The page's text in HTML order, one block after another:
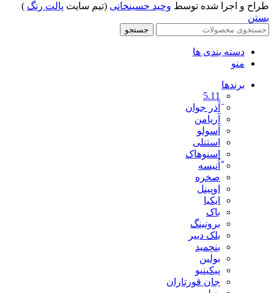
طراح و اجرا شده توسط وحید حسینخانی (تیم سایت پالت رنگ )
بستن
جستجو
دسته بندی ها
منو
برندها
5.11
َآذر جوان
آریامن
آسولو
استنلی
اسنوهاک
ًاُنیسه
صخره
اوپینل
ایکیا
باک
برونینگ
بلک دییر
بنچمید
بولین
پیکینیو
جان قورتاران